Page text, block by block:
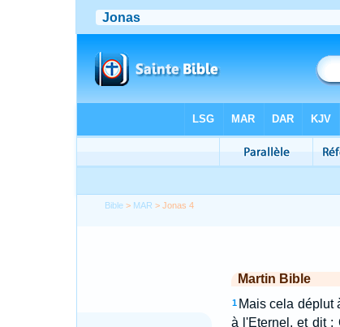
Bible > MAR > Jonas 4
Martin Bible
1 Mais cela déplut
à l'Eternel, et dit :